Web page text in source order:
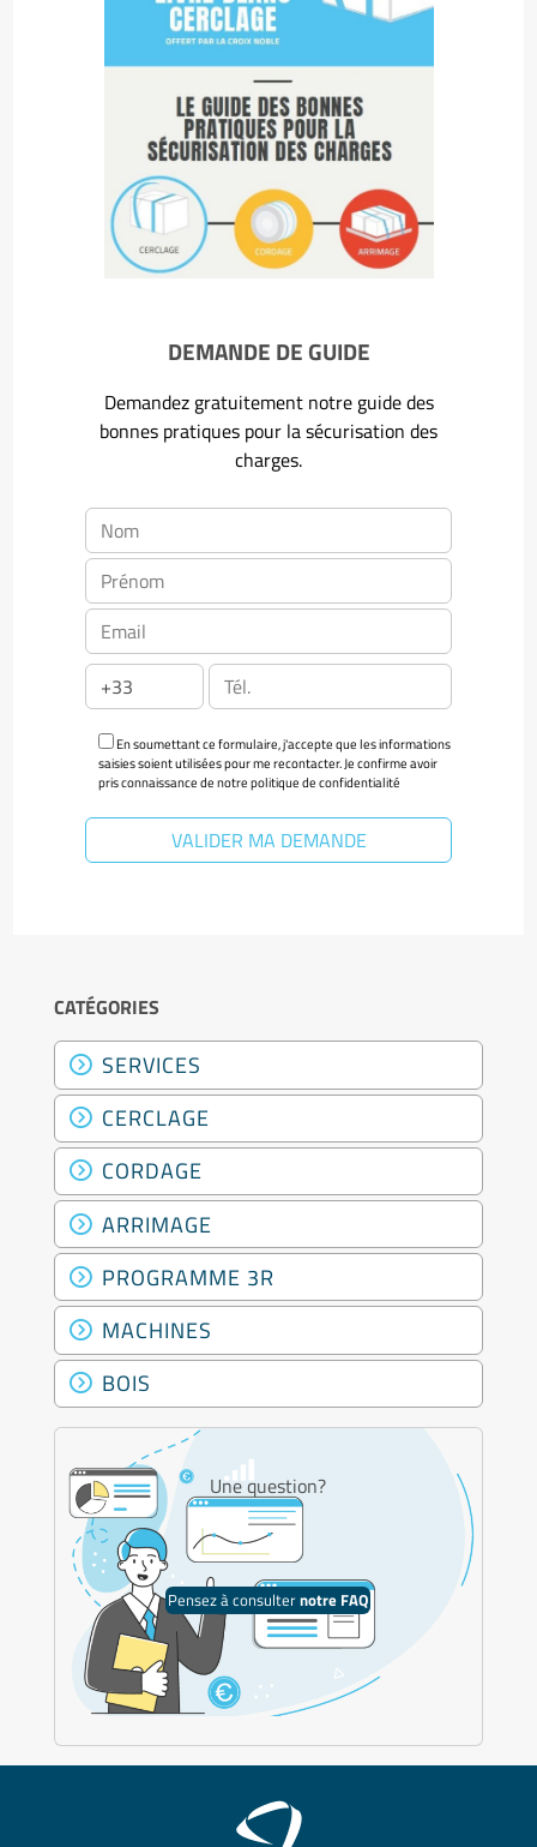
DEMANDE DE GUIDE
Demandez gratuitement notre guide des
bonnes pratiques pour la sécurisation des
charges.
En soumettant ce formulaire, j'accepte que les informations
saisies soient utilisées pour me recontacter. Je confirme avoir
pris connaissance de notre politique de confidentialité
CATÉGORIES
SERVICES
CERCLAGE
CORDAGE
ARRIMAGE
PROGRAMME 3R
MACHINES
BOIS
Une question?
Pensez à consulternotre FAQ